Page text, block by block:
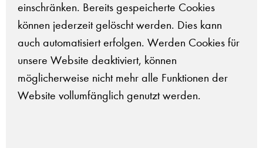
einschränken. Bereits gespeicherte Cookies
können jederzeit gelöscht werden. Dies kann
auch automatisiert erfolgen. Werden Cookies für
unsere Website deaktiviert, können
möglicherweise nicht mehr alle Funktionen der
Website vollumfänglich genutzt werden.